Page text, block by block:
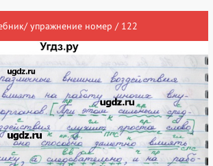
упражнение номер / 122